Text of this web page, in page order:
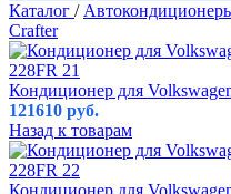
Каталог /
Crafter
Кондиционер для
121610 руб.
Назад к товарам
Кондиционер для